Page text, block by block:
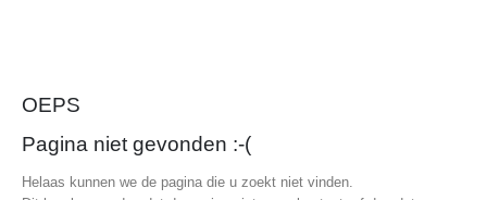
OEPS
Pagina niet gevonden :-(
Helaas kunnen we de pagina die u zoekt niet vinden.